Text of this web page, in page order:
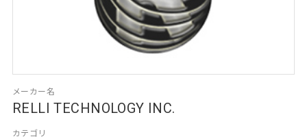
メーカー名
RELLI TECHNOLOGY INC.
カテゴリ